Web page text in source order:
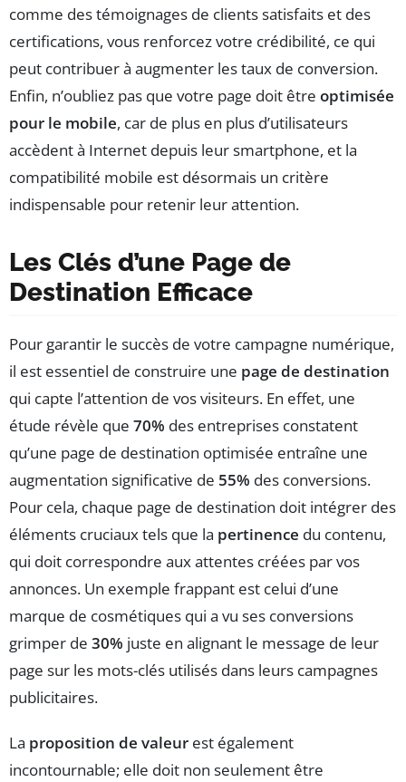
comme des témoignages de clients satisfaits et des
certifications, vous renforcez votre crédibilité, ce qui
peut contribuer à augmenter les taux de conversion.
Enfin, n’oubliez pas que votre page doit être optimisée
pour le mobile, car de plus en plus d’utilisateurs
accèdent à Internet depuis leur smartphone, et la
compatibilité mobile est désormais un critère
indispensable pour retenir leur attention.
Les Clés d’une Page de
Destination Efficace
Pour garantir le succès de votre campagne numérique,
il est essentiel de construire une page de destination
qui capte l’attention de vos visiteurs. En effet, une
étude révèle que 70% des entreprises constatent
qu’une page de destination optimisée entraîne une
augmentation significative de 55% des conversions.
Pour cela, chaque page de destination doit intégrer des
éléments cruciaux tels que la pertinence du contenu,
qui doit correspondre aux attentes créées par vos
annonces. Un exemple frappant est celui d’une
marque de cosmétiques qui a vu ses conversions
grimper de 30% juste en alignant le message de leur
page sur les mots-clés utilisés dans leurs campagnes
publicitaires.
La proposition de valeur est également
incontournable; elle doit non seulement être